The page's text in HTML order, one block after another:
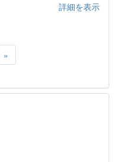
詳細を表示
»